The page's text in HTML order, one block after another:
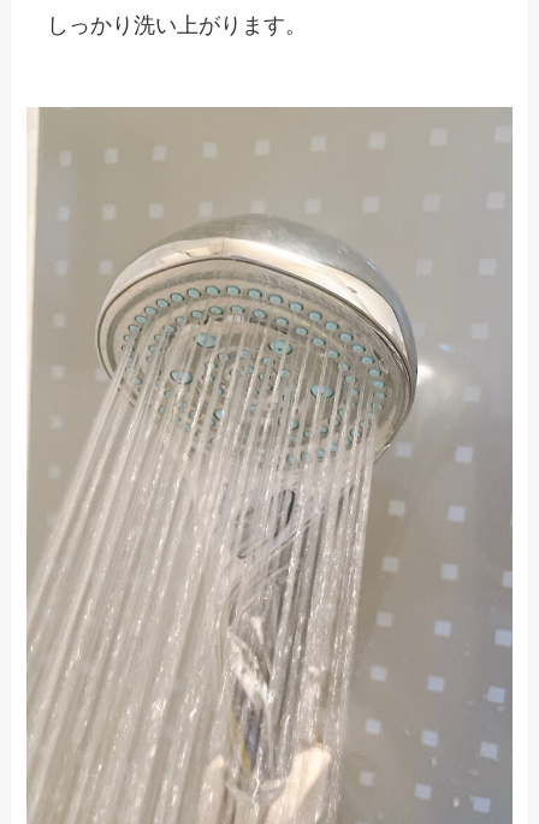
しっかり洗い上がります。